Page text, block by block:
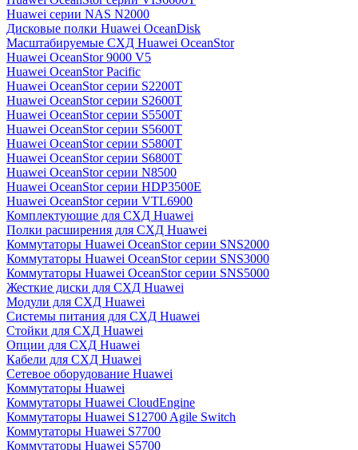
Huawei серии NAS N2000
Дисковые полки Huawei OceanDisk
Масштабируемые СХД Huawei OceanStor
Huawei OceanStor 9000 V5
Huawei OceanStor Pacific
Huawei OceanStor серии S2200T
Huawei OceanStor серии S2600T
Huawei OceanStor серии S5500T
Huawei OceanStor серии S5600T
Huawei OceanStor серии S5800T
Huawei OceanStor серии S6800T
Huawei OceanStor серии N8500
Huawei OceanStor серии HDP3500E
Huawei OceanStor серии VTL6900
Комплектующие для СХД Huawei
Полки расширения для СХД Huawei
Коммутаторы Huawei OceanStor серии SNS2000
Коммутаторы Huawei OceanStor серии SNS3000
Коммутаторы Huawei OceanStor серии SNS5000
Жесткие диски для СХД Huawei
Модули для СХД Huawei
Системы питания для СХД Huawei
Стойки для СХД Huawei
Опции для СХД Huawei
Кабели для СХД Huawei
Сетевое оборудование Huawei
Коммутаторы Huawei
Коммутаторы Huawei CloudEngine
Коммутаторы Huawei S12700 Agile Switch
Коммутаторы Huawei S7700
Коммутаторы Huawei S5700